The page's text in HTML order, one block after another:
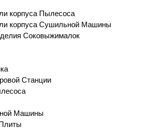
корпуса Пылесоса
корпуса Сушильной Машины
Соковыжималок
Станции
Машины